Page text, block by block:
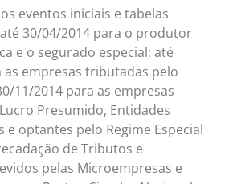
eventos iniciais e tabelas
30/04/2014 para o produtor
e o segurado especial; até
as empresas tributadas pelo
11/2014 para as empresas
Presumido, Entidades
e optantes pelo Regime Especial
de Tributos e
pelas Microempresas e